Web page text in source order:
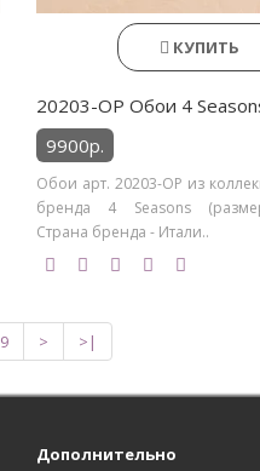
КУПИТЬ
20203-OP Обои 4
9900р.
Обои арт. 20203-OP из
бренда 4 Seasons
Страна бренда - Итали..
9 > >|
Дополнительно